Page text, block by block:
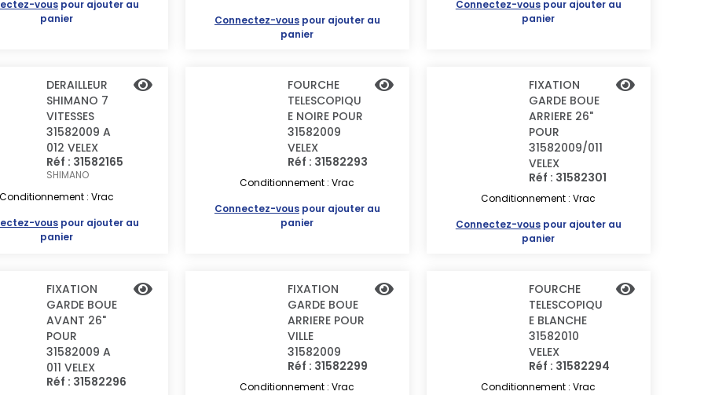
vous pour ajouter au
panier
Connectez-vouspour ajouter au
panier
Connectez-vouspour ajouter au
panier
DERAILLEUR
SHIMANO 7
VITESSES
31582009 A
012 VELEX
Réf : 31582165
SHIMANO
: Vrac
vous pour ajouter au
panier
FOURCHE
TELESCOPIQU
E NOIRE POUR
31582009
VELEX
Réf : 31582293
Conditionnement : Vrac
Connectez-vouspour ajouter au
panier
FIXATION
GARDE BOUE
ARRIERE 26"
POUR
31582009/011
VELEX
Réf : 31582301
Conditionnement : Vrac
Connectez-vouspour ajouter au
panier
FIXATION
GARDE BOUE
AVANT 26"
POUR
31582009 A
011 VELEX
Réf : 31582296
FIXATION
GARDE BOUE
ARRIERE POUR
VILLE
31582009
Réf : 31582299
Conditionnement : Vrac
FOURCHE
TELESCOPIQU
E BLANCHE
31582010
VELEX
Réf : 31582294
Conditionnement : Vrac